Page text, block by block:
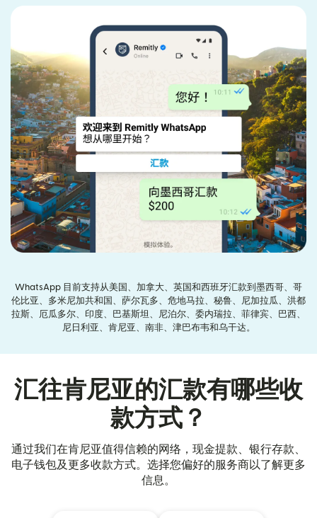
WhatsApp 目前支持从美国、加拿大、英国和西班牙汇款到墨西哥、哥
伦比亚、多米尼加共和国、萨尔瓦多、危地马拉、秘鲁、尼加拉瓜、洪都
拉斯、厄瓜多尔、印度、巴基斯坦、尼泊尔、委内瑞拉、菲律宾、巴西、
尼日利亚、肯尼亚、南非、津巴布韦和乌干达。
汇往肯尼亚的汇款有哪些收
款方式？
通过我们在肯尼亚值得信赖的网络，现金提款、银行存款、
电子钱包及更多收款方式。选择您偏好的服务商以了解更多
信息。